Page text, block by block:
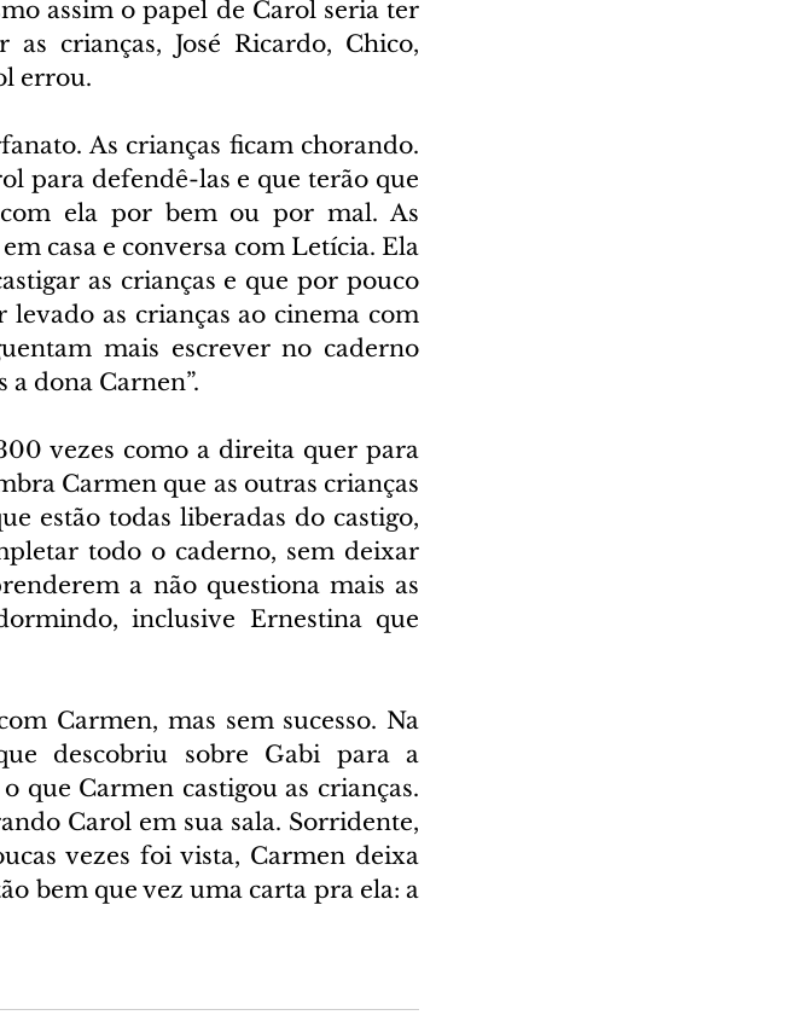
assim o papel de Carol seria ter
crianças, José Ricardo, Chico,
errou.
As crianças ficam chorando.
para defendê-las e que terão que
ela por bem ou por mal. As
casa e conversa com Letícia. Ela
as crianças e que por pouco
as crianças ao cinema com
mais escrever no caderno
dona Carnen”.
vezes como a direita quer para
Carmen que as outras crianças
estão todas liberadas do castigo,
todo o caderno, sem deixar
a não questiona mais as
inclusive Ernestina que
Carmen, mas sem sucesso. Na
descobriu sobre Gabi para a
que Carmen castigou as crianças.
Carol em sua sala. Sorridente,
vezes foi vista, Carmen deixa
bem que vez uma carta pra ela: a